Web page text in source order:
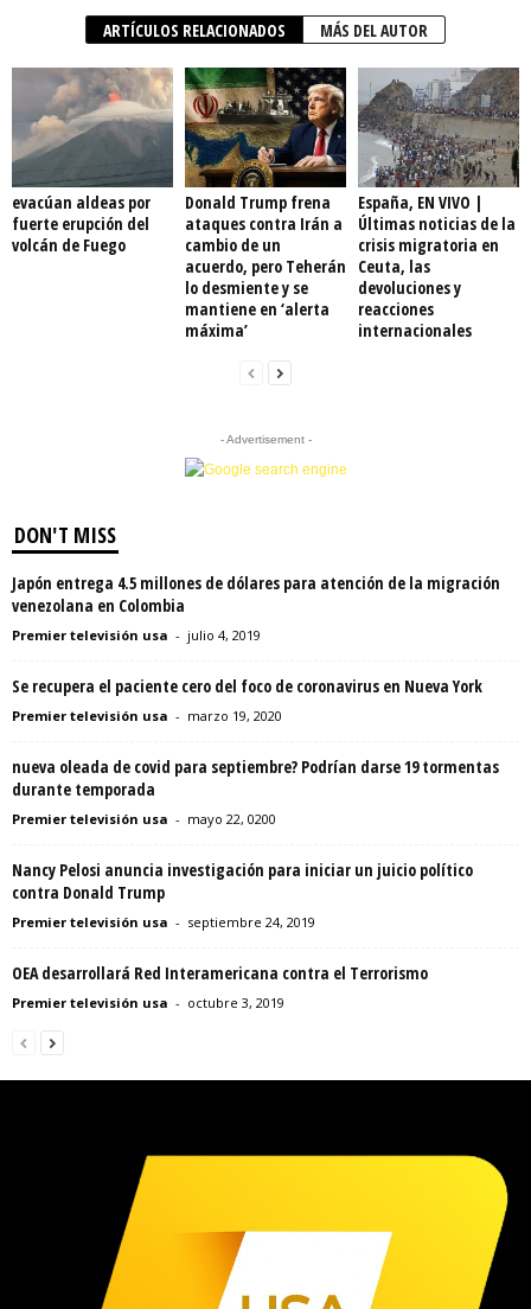
ARTÍCULOS RELACIONADOS MÁS DEL AUTOR
evacúan aldeas por
fuerte erupción del
volcán de Fuego
Donald Trump frena
ataques contra Irán a
cambio de un
acuerdo, pero Teherán
lo desmiente y se
mantiene en ‘alerta
máxima’
España, EN VIVO |
Últimas noticias de la
crisis migratoria en
Ceuta, las
devoluciones y
reacciones
internacionales
- Advertisement -
DON'T MISS
Japón entrega 4.5 millones de dólares para atención de la migración
venezolana en Colombia
Premier televisión usa - julio 4, 2019
Se recupera el paciente cero del foco de coronavirus en Nueva York
Premier televisión usa - marzo 19, 2020
nueva oleada de covid para septiembre? Podrían darse 19 tormentas
durante temporada
Premier televisión usa - mayo 22, 0200
Nancy Pelosi anuncia investigación para iniciar un juicio político
contra Donald Trump
Premier televisión usa - septiembre 24, 2019
OEA desarrollará Red Interamericana contra el Terrorismo
Premier televisión usa - octubre 3, 2019